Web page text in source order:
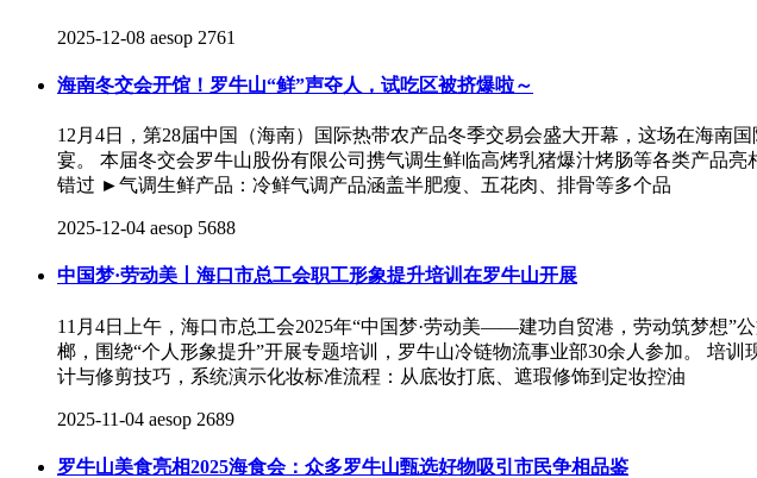
2025-12-08 aesop 2761
海南冬交会开馆！罗牛山“鲜”声夺人，试吃区被挤爆啦～
12月4日，第28届中国（海南）国际热带农产品冬季交易会盛大开幕，这场在海南
宴。 本届冬交会罗牛山股份有限公司携气调生鲜临高烤乳猪爆汁烤肠等各类产品
错过 ►气调生鲜产品：冷鲜气调产品涵盖半肥瘦、五花肉、排骨等多个品
2025-12-04 aesop 5688
中国梦·劳动美丨海口市总工会职工形象提升培训在罗牛山开展
11月4日上午，海口市总工会2025年“中国梦·劳动美——建功自贸港，劳动筑梦想”
榔，围绕“个人形象提升”开展专题培训，罗牛山冷链物流事业部30余人参加。 培
计与修剪技巧，系统演示化妆标准流程：从底妆打底、遮瑕修饰到定妆控油
2025-11-04 aesop 2689
罗牛山美食亮相2025海食会：众多罗牛山甄选好物吸引市民争相品鉴